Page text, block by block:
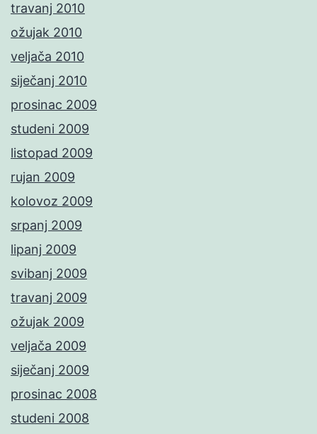
travanj 2010
ožujak 2010
veljača 2010
siječanj 2010
prosinac 2009
studeni 2009
listopad 2009
rujan 2009
kolovoz 2009
srpanj 2009
lipanj 2009
svibanj 2009
travanj 2009
ožujak 2009
veljača 2009
siječanj 2009
prosinac 2008
studeni 2008